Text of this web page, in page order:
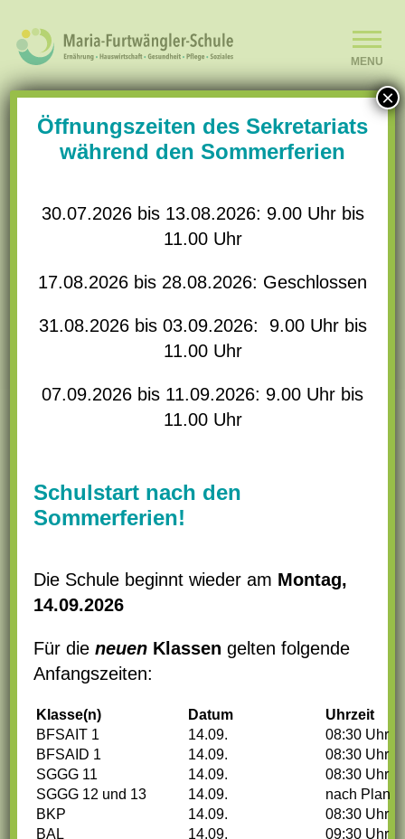
SCHULE
BILDUNGSANGEBOT
KOOPERATIONEN
ANMELDUNGEN
SERVICE
MENU
22. Juni. 2023
Partnerschule in Togo
Pünktlich zum Juni erreichte uns der
aktuelle Bericht unserer Partnerschule in
gibt viel Neues: der Neubau geht voran,
eine gesetzliche Krankenversicherung für
Spenden-Radtour wurde erfolgreich
abgeschlossen, ... Schaut doch mal rein!
Devoir zur Schule in Togo
Informationen zum Verein, der Schule
und Aktuellem.
Text: Lena Semmler, Beitragsbild: Mon
Devoir e.V.
zurück zur Übersicht
Öffnungszeiten des Sekretariats
während den Sommerferien
30.07.2026 bis 13.08.2026: 9.00 Uhr bis
11.00 Uhr
17.08.2026 bis 28.08.2026: Geschlossen
31.08.2026 bis 03.09.2026: 9.00 Uhr bis
11.00 Uhr
07.09.2026 bis 11.09.2026: 9.00 Uhr bis
11.00 Uhr
Schulstart nach den
Sommerferien!
Die Schule beginnt wieder am Montag,
14.09.2026
Für dieneuen Klassengelten folgende
Anfangszeiten:
Klasse(n) Datum
Uhrzeit
BFSAIT 1
14.09.
08:30 Uhr
BFSAID 1
14.09.
08:30 Uhr
SGGG 11
14.09.
08:30 Uhr
SGGG 12 und 13
14.09.
nach Plan
BKP
14.09.
08:30 Uhr
BAL
14.09.
09:30 Uhr
×